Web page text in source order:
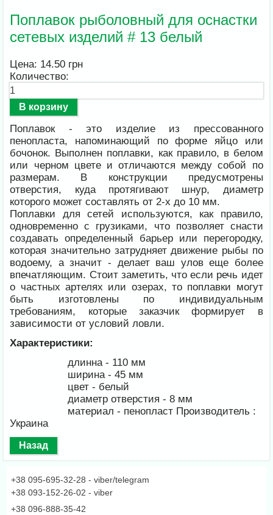
Поплавок рыболовный для оснастки
сетевых изделий # 13 белый
Цена: 14.50 грн
Количество:
Поплавок - это изделие из прессованного
пенопласта, напоминающий по форме яйцо или
бочонок. Выполнен поплавки, как правило, в белом
или черном цвете и отличаются между собой по
размерам. В конструкции предусмотрены
отверстия, куда протягивают шнур, диаметр
которого может составлять от 2-х до 10 мм.
Поплавки для сетей используются, как правило,
одновременно с грузиками, что позволяет снасти
создавать определенный барьер или перегородку,
которая значительно затрудняет движение рыбы по
водоему, а значит - делает ваш улов еще более
впечатляющим. Стоит заметить, что если речь идет
о частных артелях или озерах, то поплавки могут
быть изготовлены по индивидуальным
требованиям, которые заказчик формирует в
зависимости от условий ловли.
Характеристики:
длинна - 110 мм
ширина - 45 мм
цвет - белый
диаметр отверстия - 8 мм
материал - пенопласт Производитель :
Украина
+38 095-695-32-28 - viber/telegram
+38 093-152-26-02 - viber
+38 096-888-35-42